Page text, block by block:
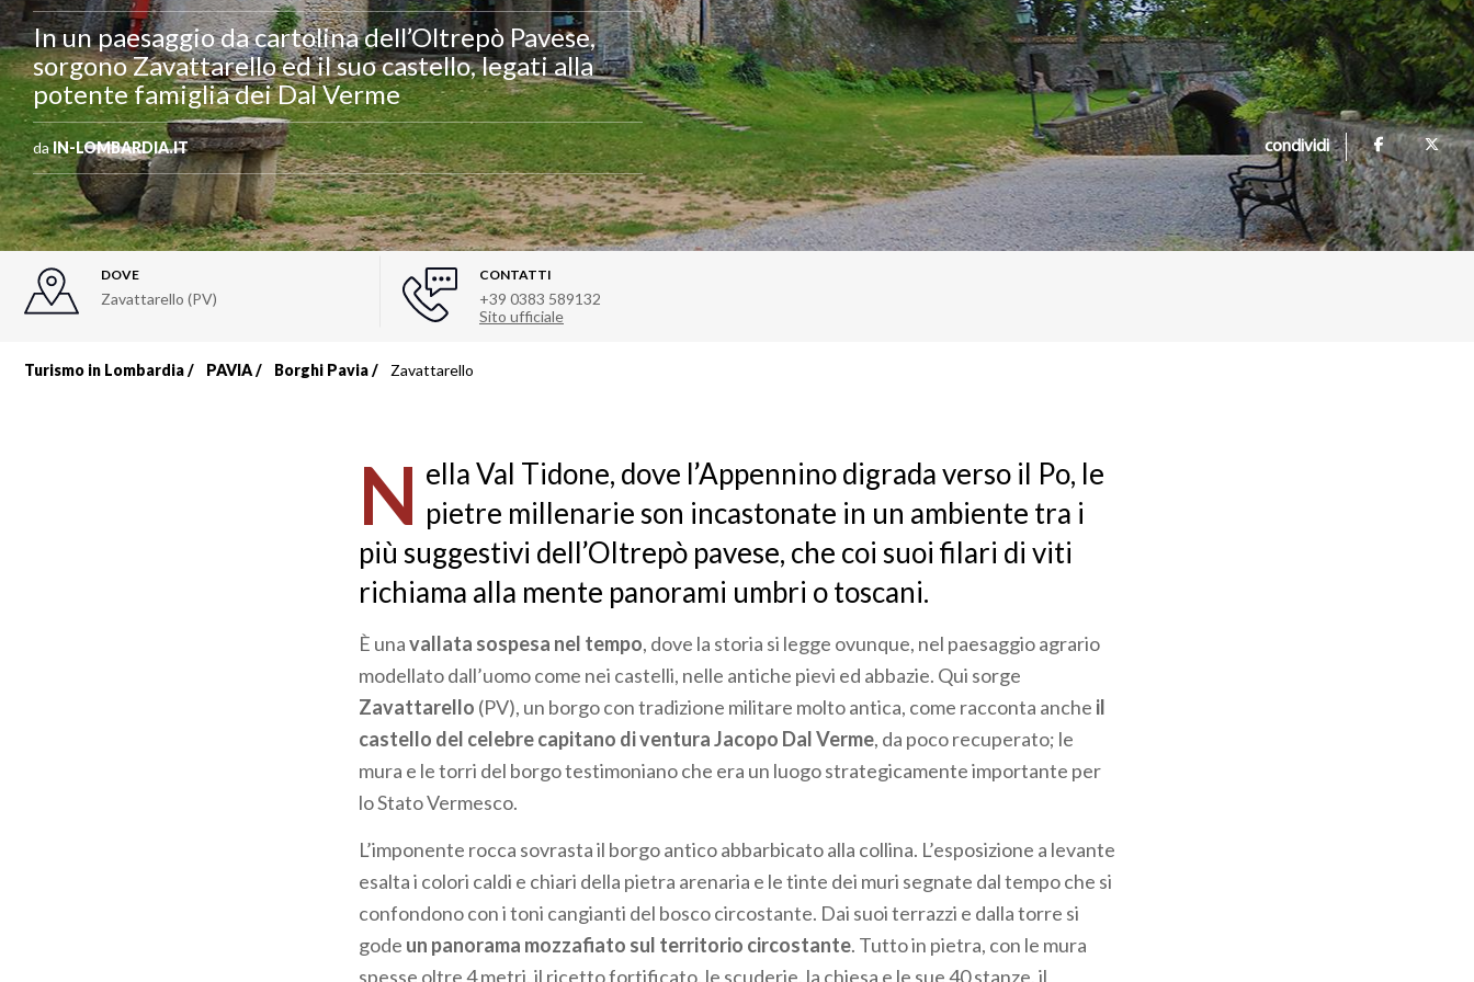
In un paesaggio da cartolina dell’Oltrepò Pavese,
sorgono Zavattarello ed il suo castello, legati alla
potente famiglia dei Dal Verme
daIN-LOMBARDIA.IT condividi
DOVE
Zavattarello (PV)
CONTATTI
+39 0383 589132
Sito ufficiale
Turismo in Lombardia PAVIA Borghi Pavia Zavattarello
N ella Val Tidone, dove l’Appennino digrada verso il Po, le
pietre millenarie son incastonate in un ambiente tra i
più suggestivi dell’Oltrepò pavese, che coi suoi filari di viti
richiama alla mente panorami umbri o toscani.
È unavallata sospesa nel tempo, dove la storia si legge ovunque, nel paesaggio agrario
modellato dall’uomo come nei castelli, nelle antiche pievi ed abbazie. Qui sorge
Zavattarello (PV), un borgo con tradizione militare molto antica, come racconta anche il
castello del celebre capitano di ventura Jacopo Dal Verme, da poco recuperato; le
mura e le torri del borgo testimoniano che era un luogo strategicamente importante per
lo Stato Vermesco.
L’imponente rocca sovrasta il borgo antico abbarbicato alla collina. L’esposizione a levante
esalta i colori caldi e chiari della pietra arenaria e le tinte dei muri segnate dal tempo che si
confondono con i toni cangianti del bosco circostante. Dai suoi terrazzi e dalla torre si
gode un panorama mozzafiato sul territorio circostante. Tutto in pietra, con le mura
spesse oltre 4 metri, il ricetto fortificato, le scuderie, la chiesa e le sue 40 stanze, il